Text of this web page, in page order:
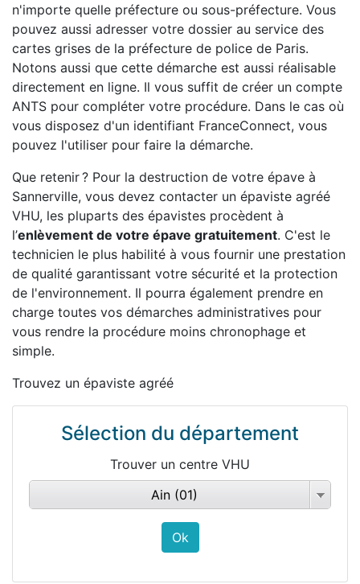
n'importe quelle préfecture ou sous-préfecture. Vous
pouvez aussi adresser votre dossier au service des
cartes grises de la préfecture de police de Paris.
Notons aussi que cette démarche est aussi réalisable
directement en ligne. Il vous suffit de créer un compte
ANTS pour compléter votre procédure. Dans le cas où
vous disposez d'un identifiant FranceConnect, vous
pouvez l'utiliser pour faire la démarche.
Que retenir ? Pour la destruction de votre épave à
Sannerville, vous devez contacter un épaviste agréé
VHU, les pluparts des épavistes procèdent à
l’enlèvement de votre épave gratuitement. C'est le
technicien le plus habilité à vous fournir une prestation
de qualité garantissant votre sécurité et la protection
de l'environnement. Il pourra également prendre en
charge toutes vos démarches administratives pour
vous rendre la procédure moins chronophage et
simple.
Trouvez un épaviste agréé
Sélection du département
Trouver un centre VHU
Ain (01)